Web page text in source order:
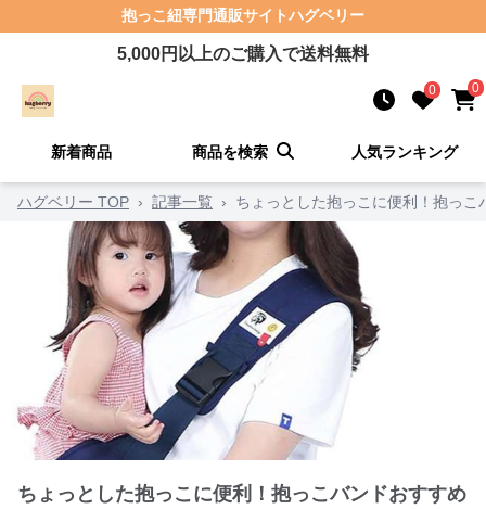
抱っこ紐専門通販サイトハグベリー
5,000円以上のご購入で送料無料
0 0
新着商品 商品を検索 人気ランキング
ハグベリー TOP › 記事一覧 › ちょっとした抱っこに便利！抱っこ
ちょっとした抱っこに便利！抱っこバンドおすすめ